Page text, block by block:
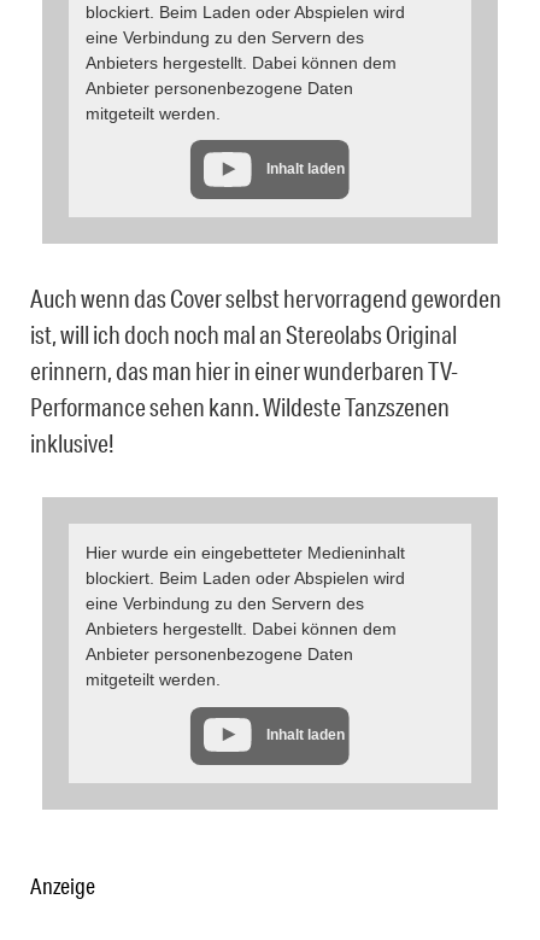
blockiert. Beim Laden oder Abspielen wird
eine Verbindung zu den Servern des
Anbieters hergestellt. Dabei können dem
Anbieter personenbezogene Daten
mitgeteilt werden.
Inhalt laden
Auch wenn das Cover selbst hervorragend geworden
ist, will ich doch noch mal an Stereolabs Original
erinnern, das man hier in einer wunderbaren TV-
Performance sehen kann. Wildeste Tanzszenen
inklusive!
Hier wurde ein eingebetteter Medieninhalt
blockiert. Beim Laden oder Abspielen wird
eine Verbindung zu den Servern des
Anbieters hergestellt. Dabei können dem
Anbieter personenbezogene Daten
mitgeteilt werden.
Inhalt laden
Anzeige